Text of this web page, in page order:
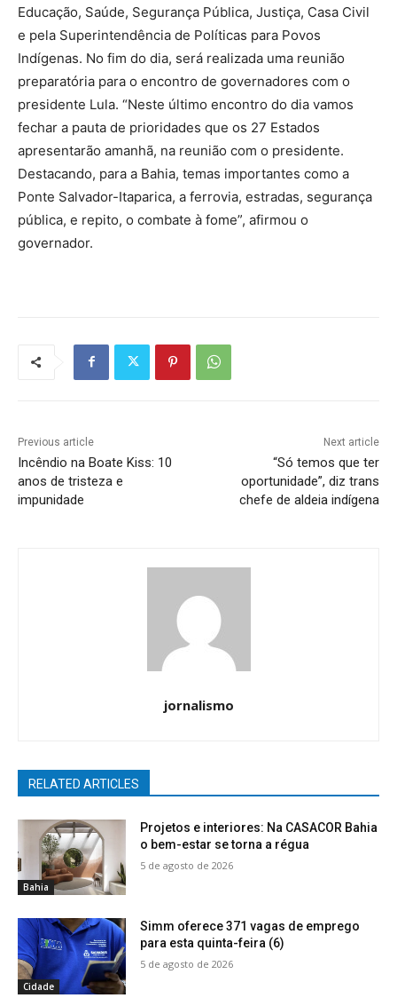
Educação, Saúde, Segurança Pública, Justiça, Casa Civil
e pela Superintendência de Políticas para Povos
Indígenas. No fim do dia, será realizada uma reunião
preparatória para o encontro de governadores com o
presidente Lula. “Neste último encontro do dia vamos
fechar a pauta de prioridades que os 27 Estados
apresentarão amanhã, na reunião com o presidente.
Destacando, para a Bahia, temas importantes como a
Ponte Salvador-Itaparica, a ferrovia, estradas, segurança
pública, e repito, o combate à fome”, afirmou o
governador.
Previous article
Incêndio na Boate Kiss: 10
anos de tristeza e
impunidade
Next article
“Só temos que ter
oportunidade”, diz trans
chefe de aldeia indígena
jornalismo
RELATED ARTICLES
Bahia
Projetos e interiores: Na CASACOR Bahia
o bem-estar se torna a régua
5 de agosto de 2026
Cidade
Simm oferece 371 vagas de emprego
para esta quinta-feira (6)
5 de agosto de 2026